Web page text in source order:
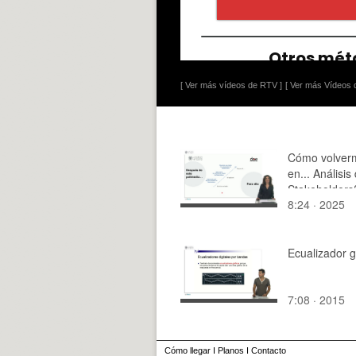
[ Ver más vídeos de RTV ] [ Ver más Vídeos
Cómo
en... Análisis
8:24 · 2025
Ecualizador
7:08 · 2015
Cómo llegar I Planos I Contacto